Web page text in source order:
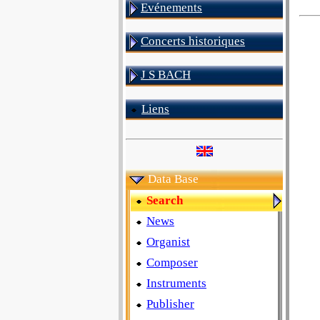
Evénements
Concerts historiques
J S BACH
Liens
Data Base
Search
News
Organist
Composer
Instruments
Publisher